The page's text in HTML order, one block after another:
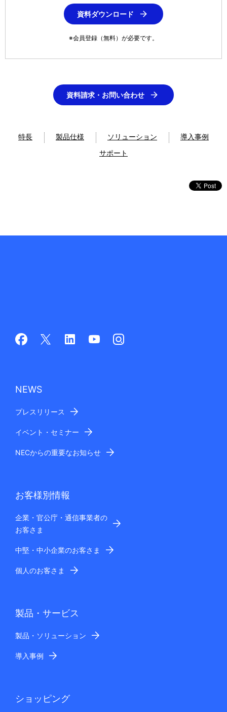
資料ダウンロード
※会員登録（無料）が必要です。
資料請求・お問い合わせ
特長 製品仕様 ソリューション
導入事例
サポート
NEWS
プレスリリース
イベント・セミナー
NECからの重要なお知らせ
お客様別情報
企業・官公庁・通信事業者の
お客さま
中堅・中小企業のお客さま
個人のお客さま
製品・サービス
製品・ソリューション
導入事例
ショッピング